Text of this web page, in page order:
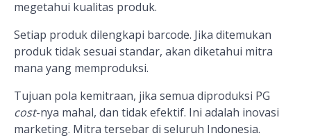
megetahui kualitas produk.
Setiap produk dilengkapi barcode. Jika ditemukan
produk tidak sesuai standar, akan diketahui mitra
mana yang memproduksi.
Tujuan pola kemitraan, jika semua diproduksi PG
cost-nya mahal, dan tidak efektif. Ini adalah inovasi
marketing. Mitra tersebar di seluruh Indonesia.